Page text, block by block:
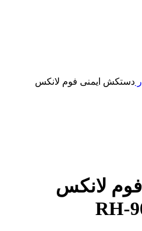
دستکش ایمنی فوم لانکس
لانکس